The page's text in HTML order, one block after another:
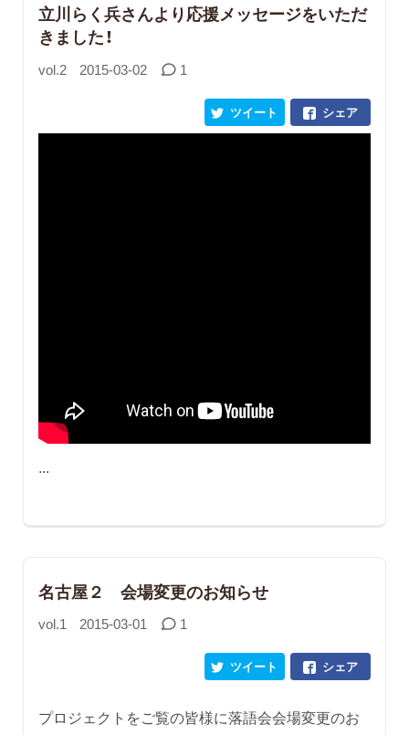
立川らく兵さんより応援メッセージをいただ
きました！
vol.2 2015-03-02 1
シェア
ツイート
...
名古屋２ 会場変更のお知らせ
vol.1 2015-03-01 1
シェア
ツイート
プロジェクトをご覧の皆様に落語会会場変更のお